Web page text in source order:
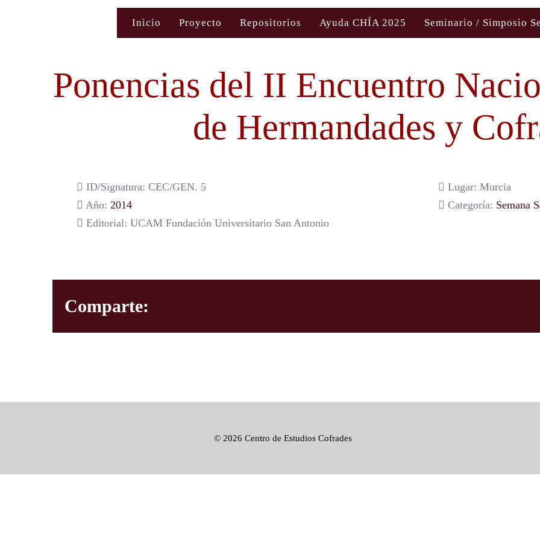
Inicio Proyecto Repositorios Ayuda CHÍA 2025 Seminario / Simposio
Ponencias del II Encuentro
de Hermandades y
ID/Signatura: CEC/GEN. 5
Año: 2014
Editorial: UCAM Fundación Universitario San Antonio
Lugar: Murcia
Categoría: Semana
Comparte:
© 2026 Centro de Estudios Cofrades